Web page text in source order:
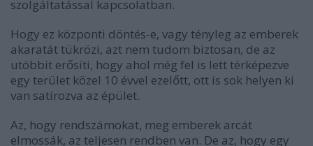
szolgáltatással kapcsolatban.
Hogy ez központi döntés-e, vagy tényleg az emberek
akaratát tükrözi, azt nem tudom biztosan, de az
utóbbit erősíti, hogy ahol még fel is lett térképezve
egy terület közel 10 évvel ezelőtt, ott is sok helyen ki
van satírozva az épület.
Az, hogy rendszámokat, meg emberek arcát
elmossák, az teljesen rendben van. De az, hogy egy